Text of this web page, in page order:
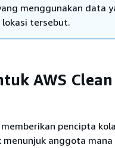
menggunakan data
tersebut.
AWS Clean
memberikan pencipta
menunjuk anggota mana